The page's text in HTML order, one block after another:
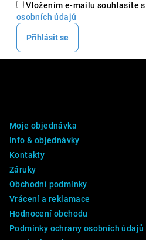
Vložením e-mailu souhlasíte
osobních údajů
Přihlásit se
Moje objednávka
Info & objednávky
Kontakty
Záruky
Obchodní podmínky
Vrácení a reklamace
Hodnocení obchodu
Podmínky ochrany osobních údajů